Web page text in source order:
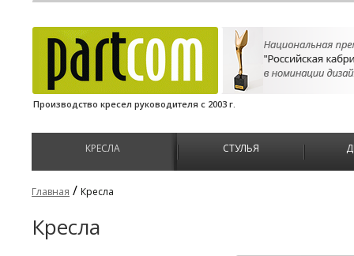
Производство кресел руководителя с 2003 г.
КРЕСЛА СТУЛЬЯ
Главная / Кресла
Кресла